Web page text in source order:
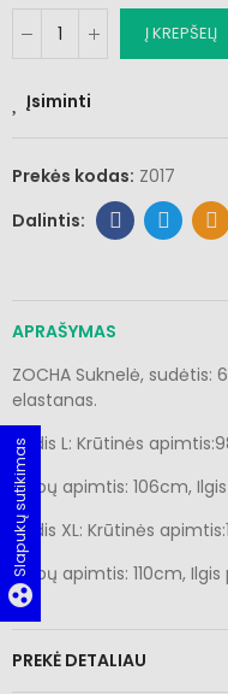
Į KREPŠELĮ
Įsiminti
Prekės kodas: Z017
APRAŠYMAS
ZOCHA Suknelė, sudėtis:
elastanas.
Dydis L: Krūtinės
Klubų apimtis: 106cm,
Dydis XL: Krūtinės
Klubų apimtis: 110cm,
PREKĖ DETALIAU
group_work
Slapukų sutikimas